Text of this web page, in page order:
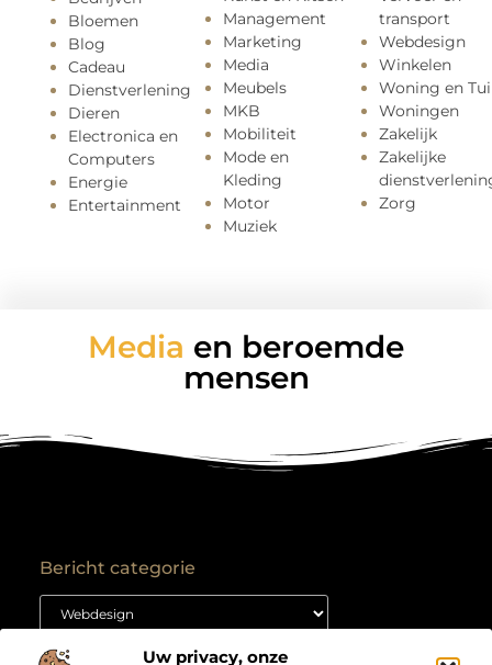
Uw privacy, onze
Bloemen
Blog
Cadeau
Dienstverlening
Dieren
Electronica en
Computers
Energie
Entertainment
Management
Marketing
Media
Meubels
MKB
Mobiliteit
Mode en
Kleding
Motor
Muziek
transport
Webdesign
Winkelen
Woning en
Woningen
Zakelijk
Zakelijke
Zorg
Media en beroemde
mensen
Onze informatie
Bericht categorie